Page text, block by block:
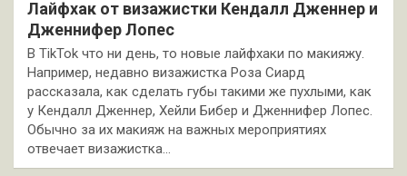
Лайфхак от визажистки Кендалл Дженнер и
Дженнифер Лопес
В TikTok что ни день, то новые лайфхаки по макияжу.
Например, недавно визажистка Роза Сиард
рассказала, как сделать губы такими же пухлыми, как
у Кендалл Дженнер, Хейли Бибер и Дженнифер Лопес.
Обычно за их макияж на важных мероприятиях
отвечает визажистка…